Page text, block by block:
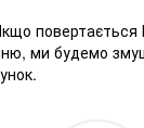
повертається
ми будемо